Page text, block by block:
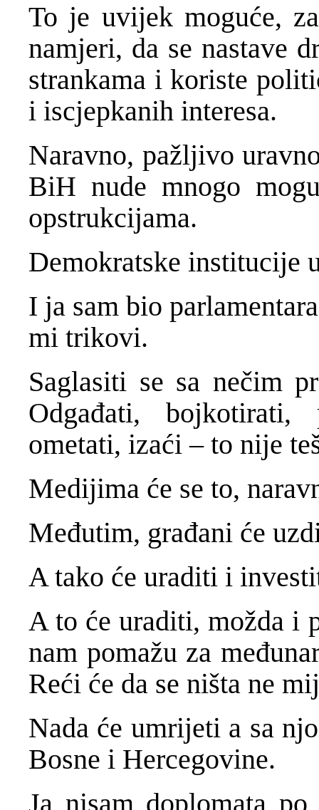
To je uvijek moguće,
namjeri, da se nastave
strankama i koriste
i iscjepkanih interesa.
Naravno, pažljivo
BiH nude mnogo
opstrukcijama.
Demokratske institucije
I ja sam bio
mi trikovi.
Saglasiti se sa nečim
Odgađati,
ometati, izaći – to nije
Medijima će se to,
Međutim, građani će
A tako će uraditi i
A to će uraditi, možda i
nam pomažu za
Reći će da se ništa ne
Nada će umrijeti a sa
Bosne i Hercegovine.
Ja nisam doplomata